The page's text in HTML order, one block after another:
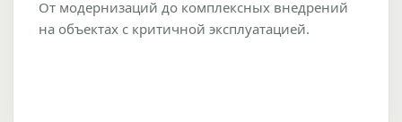
От модернизаций до комплексных внедрений
на объектах с критичной эксплуатацией.